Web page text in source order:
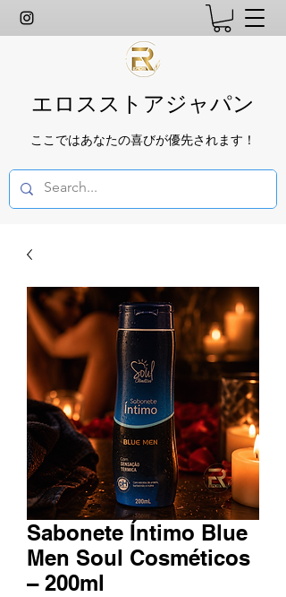
エロスストアジャパン
ここではあなたの喜びが優先されます！
Sabonete Íntimo Blue
Men Soul Cosméticos
– 200ml